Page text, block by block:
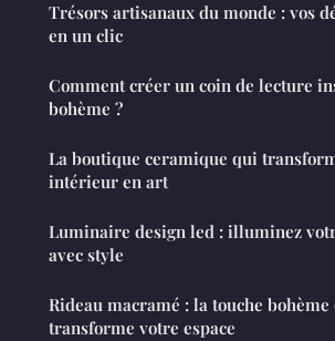
Trésors artisanaux du monde : vos
en un clic
Comment créer un coin de lecture
bohème ?
La boutique ceramique qui
intérieur en art
Luminaire design led : illuminez
avec style
Rideau macramé : la touche
transforme votre espace